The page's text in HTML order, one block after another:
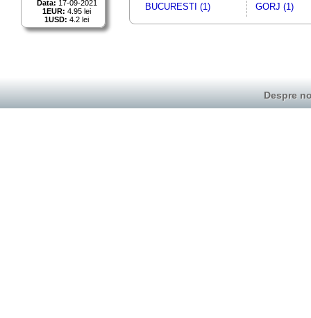
Data: 17-09-2021
1EUR: 4.95 lei
1USD: 4.2 lei
BUCURESTI (1)
GORJ (1)
Despre